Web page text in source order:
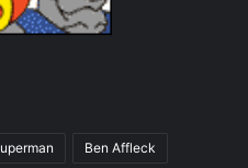
p
n
Ben Affleck